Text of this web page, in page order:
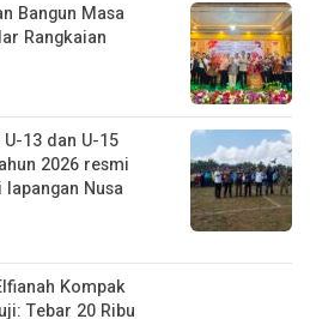
Bangun Masa
Rangkaian
13 dan U-15
2026 resmi
Nusa
Kompak
Tebar 20 Ribu